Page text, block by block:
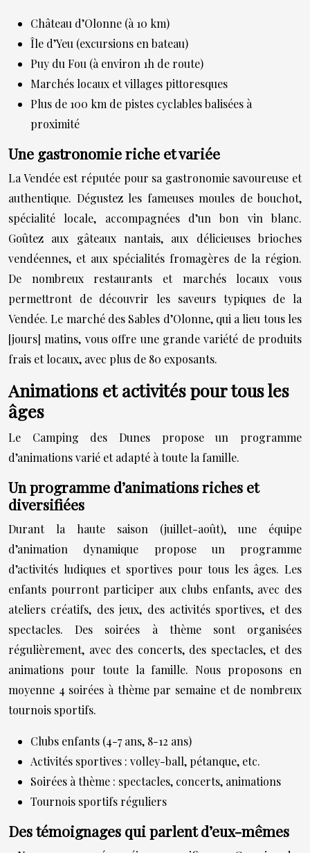
Château d’Olonne (à 10 km)
Île d’Yeu (excursions en bateau)
Puy du Fou (à environ 1h de route)
Marchés locaux et villages pittoresques
Plus de 100 km de pistes cyclables balisées à
proximité
Une gastronomie riche et variée
La Vendée est réputée pour sa gastronomie savoureuse et
authentique. Dégustez les fameuses moules de bouchot,
spécialité locale, accompagnées d’un bon vin blanc.
Goûtez aux gâteaux nantais, aux délicieuses brioches
vendéennes, et aux spécialités fromagères de la région.
De nombreux restaurants et marchés locaux vous
permettront de découvrir les saveurs typiques de la
Vendée. Le marché des Sables d’Olonne, qui a lieu tous les
[jours] matins, vous offre une grande variété de produits
frais et locaux, avec plus de 80 exposants.
Animations et activités pour tous les
âges
Le Camping des Dunes propose un programme
d’animations varié et adapté à toute la famille.
Un programme d’animations riches et
diversifiées
Durant la haute saison (juillet-août), une équipe
d’animation dynamique propose un programme
d’activités ludiques et sportives pour tous les âges. Les
enfants pourront participer aux clubs enfants, avec des
ateliers créatifs, des jeux, des activités sportives, et des
spectacles. Des soirées à thème sont organisées
régulièrement, avec des concerts, des spectacles, et des
animations pour toute la famille. Nous proposons en
moyenne 4 soirées à thème par semaine et de nombreux
tournois sportifs.
Clubs enfants (4-7 ans, 8-12 ans)
Activités sportives : volley-ball, pétanque, etc.
Soirées à thème : spectacles, concerts, animations
Tournois sportifs réguliers
Des témoignages qui parlent d’eux-mêmes